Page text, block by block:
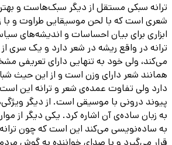
ترانه سبکی مستقل از دیگر سبک‌هاست و
شعری است که با لحن موسیقایی طراوت و با
ابزاری برای بیان احساسات و اندیشه‌های
ترانه در واقع ریشه در شعر دارد و یک سری
می‌کند، ولی خود به تنهایی دارای تعریفی
همانند شعر دارای وزن است و از این حیث
دارد ولی تفاوت عمده‌ی شعر و ترانه این است
پیوند درونی با موسیقی است. از دیگر
به زبان ساده‌ی آن اشاره کرد. یکی دیگر از
به ساده‌نویسی می‌کند این است که چون